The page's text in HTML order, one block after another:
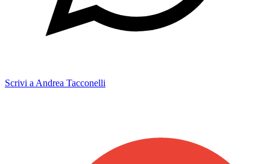
Scrivi a Andrea Tacconelli